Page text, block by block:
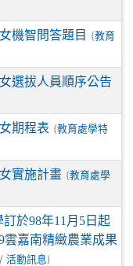
機智問答題目 (教育
選拔人員順序公告
期程表 (教育處學特
實施計畫 (教育處學
於98年11月5日起
雲嘉南精緻農業成果
活動訊息 )